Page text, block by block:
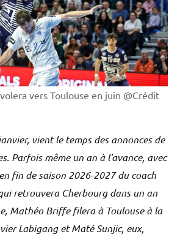
vers Toulouse en juin @Crédit
vient le temps des annonces de
Parfois même un an à l’avance, avec
fin de saison 2026-2027 du coach
retrouvera Cherbourg dans un an
Mathéo Briffe filera à Toulouse à la
Labigang et Maté Sunjic, eux,